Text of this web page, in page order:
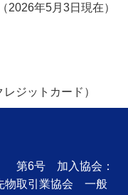
（2026年5月3日現在）
ジットカード）
第6号 加入協会：
物取引業協会 一般